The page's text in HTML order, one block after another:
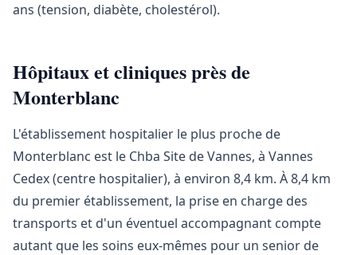
ans (tension, diabète, cholestérol).
Hôpitaux et cliniques près de
Monterblanc
L'établissement hospitalier le plus proche de
Monterblanc est le Chba Site de Vannes, à Vannes
Cedex (centre hospitalier), à environ 8,4 km. À 8,4 km
du premier établissement, la prise en charge des
transports et d'un éventuel accompagnant compte
autant que les soins eux-mêmes pour un senior de